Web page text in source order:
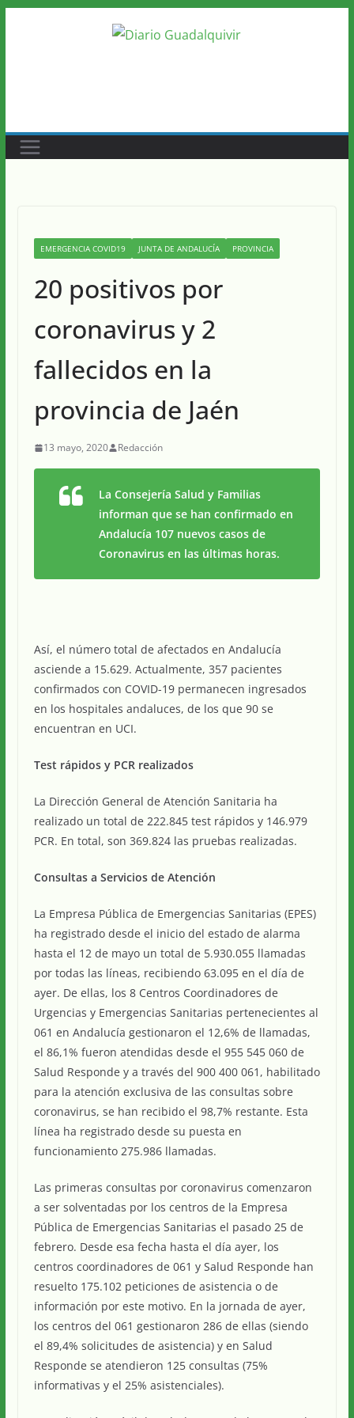
EMERGENCIA COVID19 JUNTA DE ANDALUCÍA PROVINCIA
20 positivos por
coronavirus y 2
fallecidos en la
provincia de Jaén
13 mayo, 2020 Redacción
La Consejería Salud y Familias
informan que se han confirmado en
Andalucía 107 nuevos casos de
Coronavirus en las últimas horas.
Así, el número total de afectados en Andalucía
asciende a 15.629. Actualmente, 357 pacientes
confirmados con COVID-19 permanecen ingresados
en los hospitales andaluces, de los que 90 se
encuentran en UCI.
Test rápidos y PCR realizados
La Dirección General de Atención Sanitaria ha
realizado un total de 222.845 test rápidos y 146.979
PCR. En total, son 369.824 las pruebas realizadas.
Consultas a Servicios de Atención
La Empresa Pública de Emergencias Sanitarias (EPES)
ha registrado desde el inicio del estado de alarma
hasta el 12 de mayo un total de 5.930.055 llamadas
por todas las líneas, recibiendo 63.095 en el día de
ayer. De ellas, los 8 Centros Coordinadores de
Urgencias y Emergencias Sanitarias pertenecientes al
061 en Andalucía gestionaron el 12,6% de llamadas,
el 86,1% fueron atendidas desde el 955 545 060 de
Salud Responde y a través del 900 400 061, habilitado
para la atención exclusiva de las consultas sobre
coronavirus, se han recibido el 98,7% restante. Esta
línea ha registrado desde su puesta en
funcionamiento 275.986 llamadas.
Las primeras consultas por coronavirus comenzaron
a ser solventadas por los centros de la Empresa
Pública de Emergencias Sanitarias el pasado 25 de
febrero. Desde esa fecha hasta el día ayer, los
centros coordinadores de 061 y Salud Responde han
resuelto 175.102 peticiones de asistencia o de
información por este motivo. En la jornada de ayer,
los centros del 061 gestionaron 286 de ellas (siendo
el 89,4% solicitudes de asistencia) y en Salud
Responde se atendieron 125 consultas (75%
informativas y el 25% asistenciales).